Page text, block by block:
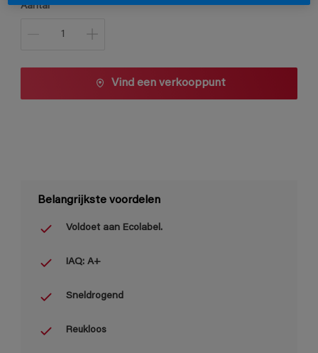
Aantal
Vind een verkooppunt
Belangrijkste voordelen
Voldoet aan Ecolabel.
IAQ: A+
Sneldrogend
Reukloos